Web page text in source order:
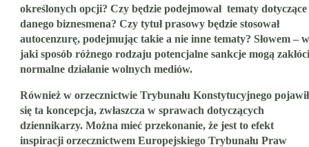
określonych opcji? Czy będzie podejmował tematy dotyczące
danego biznesmena? Czy tytuł prasowy będzie stosował
autocenzurę, podejmując takie a nie inne tematy? Słowem – w
jaki sposób różnego rodzaju potencjalne sankcje mogą
normalne działanie wolnych mediów.
Również w orzecznictwie Trybunału Konstytucyjnego
się ta koncepcja, zwłaszcza w sprawach dotyczących
dziennikarzy. Można mieć przekonanie, że jest to efekt
inspiracji orzecznictwem Europejskiego Trybunału Praw